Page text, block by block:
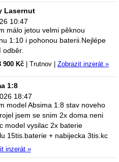
Lasernut
10:47
málo jetou velmi pěknou
1:10 i pohonou baterii.Nejlépe
odběr.
900 Kč Trutnov Zobrazit inzerát »
1:8
18:47
model Absima 1:8 stav noveho
jsem se snim 2x doma neni
model vysilac 2x baterie
15tis.baterie + nabijecka 3tis.kc
inzerát »